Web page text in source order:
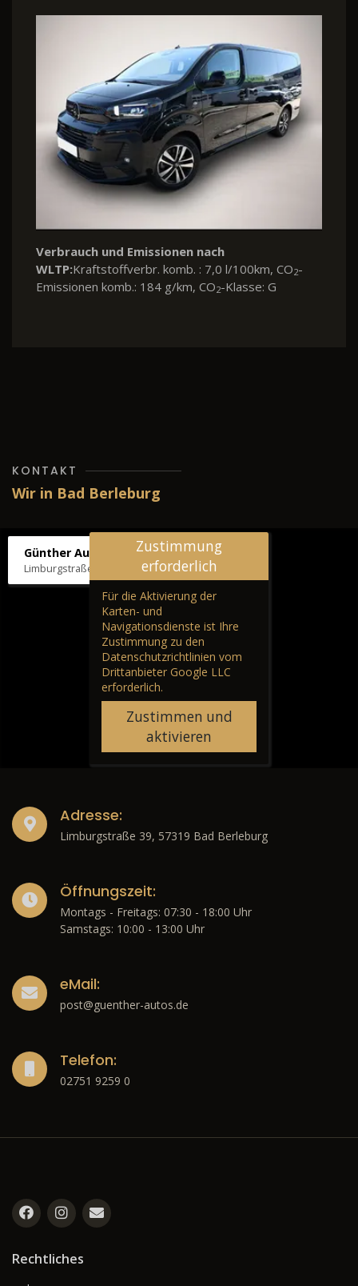
Emissionen nach
komb. : 7,0 l/100km, CO2-
184 g/km, CO2-Klasse: G
WLTP:
Emissionen
KONTAKT
Wir in Bad Berleburg
Günther Autos & Service
Limburgstraße 39, 57319 Bad Berleburg
Zustimmung
erforderlich
Für die Aktivierung der
Karten- und
Navigationsdienste ist Ihre
Zustimmung zu den
Datenschutzrichtlinien vom
Drittanbieter Google LLC
erforderlich.
Zustimmen und
aktivieren
Adresse:
Limburgstraße 39, 57319 Bad Berleburg
Öffnungszeit:
Montags - Freitags: 07:30 - 18:00 Uhr
Samstags: 10:00 - 13:00 Uhr
eMail:
post@guenther-autos.de
Telefon:
02751 9259 0
Rechtliches